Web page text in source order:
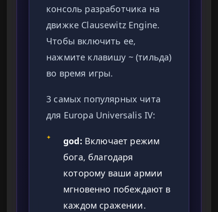
консоль разработчика на
движке Clausewitz Engine.
Чтобы включить ее,
нажмите клавишу ~ (тильда)
во время игры.
3 самых популярных чита
для Europa Universalis IV:
✦ god: Включает режим
бога, благодаря
которому ваши армии
мгновенно побеждают в
каждом сражении.